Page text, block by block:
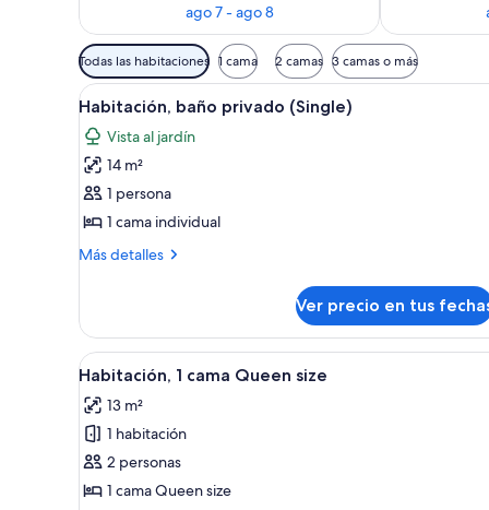
ago 7 - ago 8
Filtros
disponibles
para
las
habitaciones
Todas las habitaciones 1 cama 2 camas 3 camas o más
Ver
todas
las
fotos
de
Habitación,
baño
Un porche cubierto con
4
Habitación, baño privado (Single)
Vista al jardín
14 m²
1 persona
1 cama individual
Más detalles
Más
baño
privado
(Single)
Ver precio en tus
Ver
todas
las
fotos
de
Habitación,
Un dormitorio ordenado con
4
Habitación, 1 cama Queen size
13 m²
1 habitación
2 personas
1 cama Queen size